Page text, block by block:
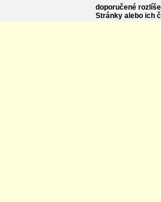
doporučené
Stránky alebo ich